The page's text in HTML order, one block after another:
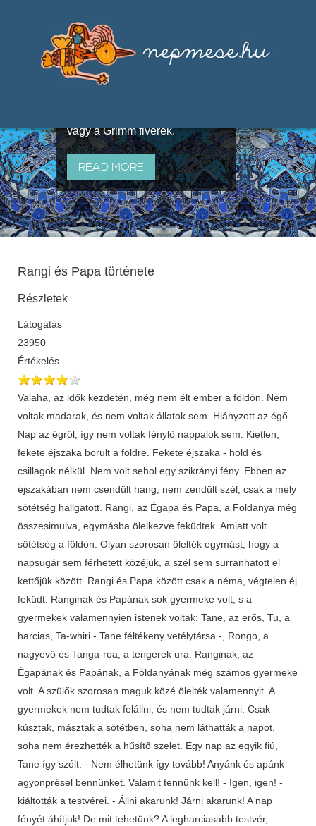
útján terjedő elbeszélésekből,
melyeket olyan ismert gyűjtők
állítottak össze, mint Benedek
vagy a Grimm fivérek.
READ MORE
Rangi és Papa története
Részletek
Látogatás
23950
Értékelés
Valaha, az idők kezdetén, még nem élt ember a földön. Nem
voltak madarak, és nem voltak állatok sem. Hiányzott az égő
Nap az égről, így nem voltak fénylő nappalok sem. Kietlen,
fekete éjszaka borult a földre. Fekete éjszaka - hold és
csillagok nélkül. Nem volt sehol egy szikrányi fény. Ebben az
éjszakában nem csendült hang, nem zendült szél, csak a mély
sötétség hallgatott. Rangi, az Égapa és Papa, a Földanya még
összesimulva, egymásba ölelkezve feküdtek. Amiatt volt
sötétség a földön. Olyan szorosan ölelték egymást, hogy a
napsugár sem férhetett közéjük, a szél sem surranhatott el
kettőjük között. Rangi és Papa között csak a néma, végtelen éj
feküdt. Ranginak és Papának sok gyermeke volt, s a
gyermekek valamennyien istenek voltak: Tane, az erős, Tu, a
harcias, Ta-whiri - Tane féltékeny vetélytársa -, Rongo, a
nagyevő és Tanga-roa, a tengerek ura. Ranginak, az
Égapának és Papának, a Földanyának még számos gyermeke
volt. A szülők szorosan maguk közé ölelték valamennyit. A
gyermekek nem tudtak felállni, és nem tudtak járni. Csak
kúsztak, másztak a sötétben, soha nem láthatták a napot,
soha nem érezhették a hűsítő szelet. Egy nap az egyik fiú,
Tane így szólt: - Nem élhetünk így tovább! Anyánk és apánk
agyonprésel bennünket. Valamit tennünk kell! - Igen, igen! -
kiáltották a testvérei. - Állni akarunk! Járni akarunk! A nap
fényét áhítjuk! De mit tehetünk? A legharciasabb testvér,